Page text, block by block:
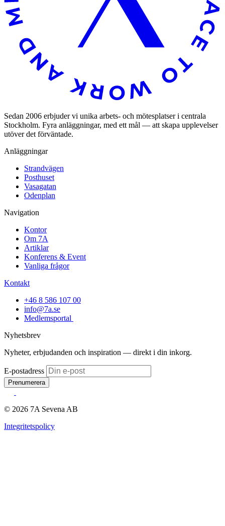
Sedan 2006 erbjuder vi unika arbets- och mötesplatser i centrala
Stockholm. Fyra anläggningar, med ett mål — att skapa upplevelser
utöver det förväntade.
Anläggningar
Strandvägen
Posthuset
Vasagatan
Odenplan
Navigation
Kontor
Om 7A
Artiklar
Konferens & Event
Vanliga frågor
Kontakt
+46 8 586 107 00
info@7a.se
Medlemsportal
Nyhetsbrev
Nyheter, erbjudanden och inspiration — direkt i din inkorg.
E-postadress
Prenumerera
© 2026 7A Sevena AB
Integritetspolicy